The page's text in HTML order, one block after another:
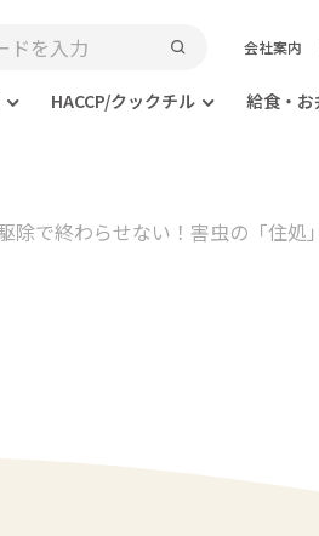
会社案内
HACCP/クックチル 給食・
除で終わらせない！害虫の「住